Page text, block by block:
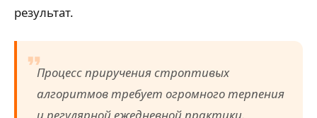
результат.
Процесс приручения строптивых
алгоритмов требует огромного терпения